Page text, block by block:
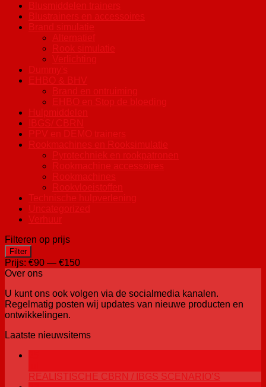
Blusmiddelen trainers
Blustrainers en accessoires
Brand simulatie
Alternatief
Rook simulatie
Verlichting
Dummy's
EHBO & BHV
Brand en ontruiming
EHBO en Stop de bloeding
Hulpmiddelen
IBGS/ CBRN
PPV en DEMO trainers
Rookmachines en Rooksimulatie
Pyrotechniek en rookpatronen
Rookmachine accessoires
Rookmachines
Rookvloeistoffen
Technische hulpverlening
Uncategorized
Verhuur
Filteren op prijs
Min.
prijs
Max.
prijs
Filter
Prijs: €90 — €150
Over ons
U kunt ons ook volgen via de socialmedia kanalen.
Regelmatig posten wij updates van nieuwe producten en
ontwikkelingen.
Laatste nieuwsitems
REALISTISCHE CBRN / IBGS SCENARIO’S